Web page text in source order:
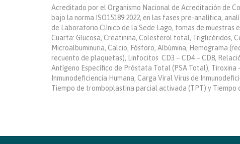
Acreditado por el Organismo Nacional de Acreditación de
bajo la norma ISO15189:2022, en las fases pre-analítica,
de Laboratorio Clínico de la Sede Lago, tomas de muestras
Cuarta: Glucosa, Creatinina, Colesterol total, Triglicéridos,
Microalbuminuria, Calcio, Fósforo, Albúmina, Hemograma
recuento de plaquetas), Linfocitos CD3 – CD4 – CD8,
Antígeno Específico de Próstata Total (PSA Total), Tiroxina
Inmunodeficiencia Humana, Carga Viral Virus de
Tiempo de tromboplastina parcial activada (TPT) y Tiempo